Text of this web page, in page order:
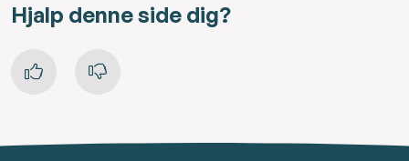
Hjalp denne side dig?